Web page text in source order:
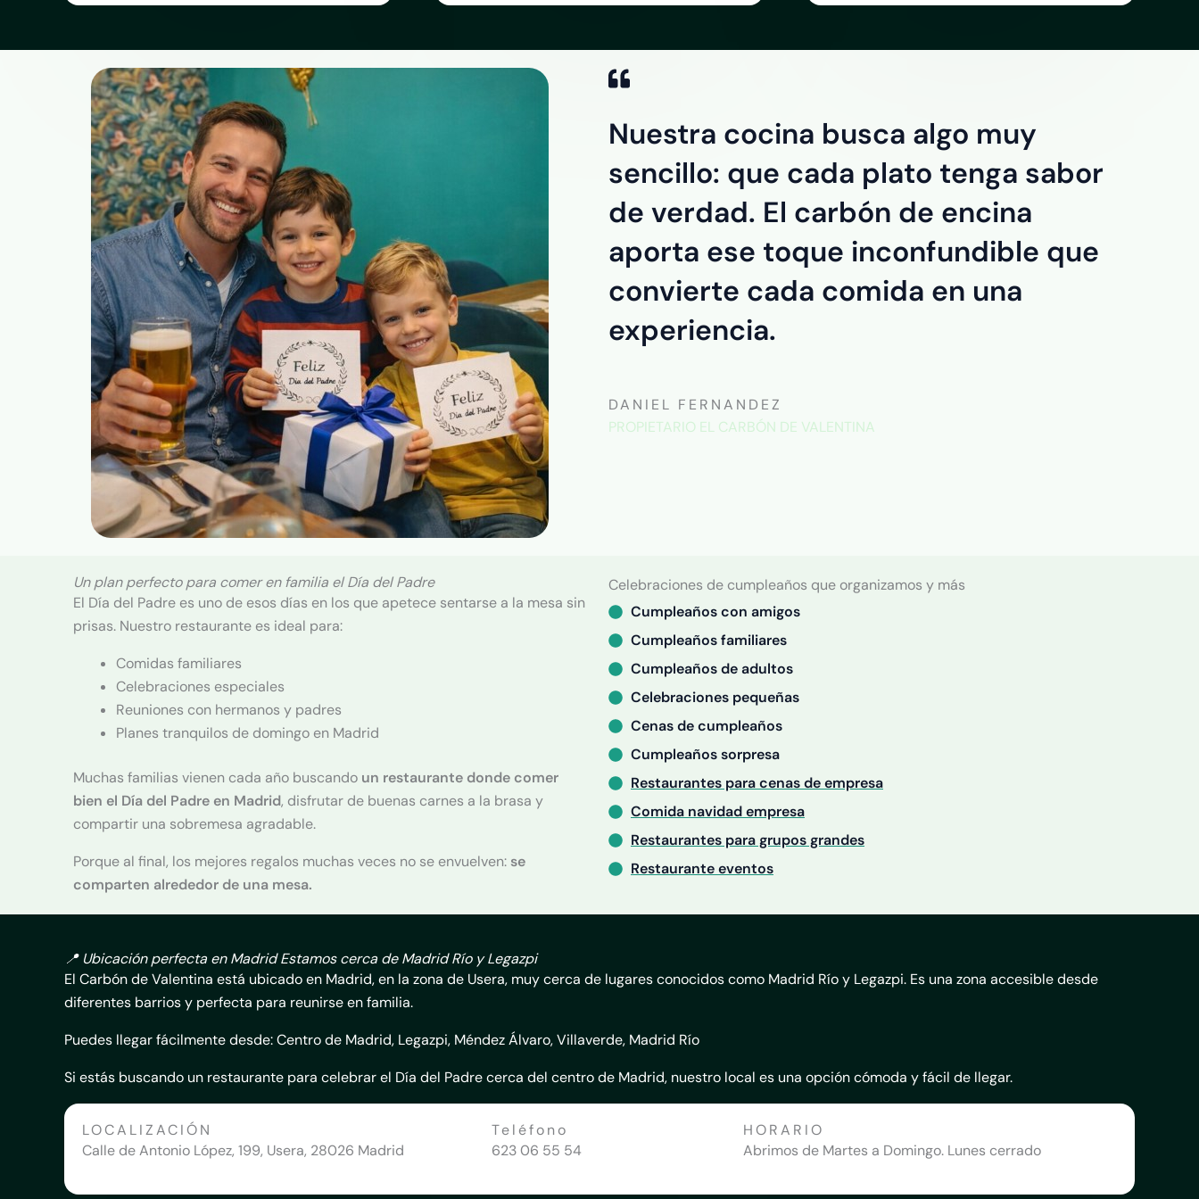
Nuestra cocina busca algo muy
sencillo: que cada plato tenga sabor
de verdad. El carbón de encina
aporta ese toque inconfundible que
convierte cada comida en una
experiencia.
DANIEL FERNANDEZ
PROPIETARIO EL CARBÓN DE VALENTINA
Un plan perfecto para comer en familia el Día del Padre
El Día del Padre es uno de esos días en los que apetece sentarse a la mesa sin
prisas. Nuestro restaurante es ideal para:
Comidas familiares
Celebraciones especiales
Reuniones con hermanos y padres
Planes tranquilos de domingo en Madrid
Muchas familias vienen cada año buscando un restaurante donde comer
bien el Día del Padre en Madrid, disfrutar de buenas carnes a la brasa y
compartir una sobremesa agradable.
Porque al final, los mejores regalos muchas veces no se envuelven: se
comparten alrededor de una mesa.
Celebraciones de cumpleaños que organizamos y más
Cumpleaños con amigos
Cumpleaños familiares
Cumpleaños de adultos
Celebraciones pequeñas
Cenas de cumpleaños
Cumpleaños sorpresa
Restaurantes para cenas de empresa
Comida navidad empresa
Restaurantes para grupos grandes
Restaurante eventos
📍 Ubicación perfecta en Madrid Estamos cerca de Madrid Río y Legazpi
El Carbón de Valentina está ubicado en Madrid, en la zona de Usera, muy cerca de lugares conocidos como Madrid Río y Legazpi. Es una zona accesible desde
diferentes barrios y perfecta para reunirse en familia.
Puedes llegar fácilmente desde: Centro de Madrid, Legazpi, Méndez Álvaro, Villaverde, Madrid Río
Si estás buscando un restaurante para celebrar el Día del Padre cerca del centro de Madrid, nuestro local es una opción cómoda y fácil de llegar.
LOCALIZACIÓN
Calle de Antonio López, 199, Usera, 28026 Madrid
Teléfono​
623 06 55 54
HORARIO
Abrimos de Martes a Domingo. Lunes cerrado​